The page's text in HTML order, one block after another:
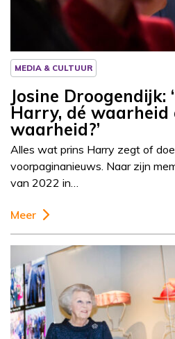
MEDIA & CULTUUR
Josine Droogendijk:
Harry, dé waarheid
waarheid?’
Alles wat prins Harry zegt of
voorpaginanieuws. Naar zijn
van 2022 in…
Meer
Column